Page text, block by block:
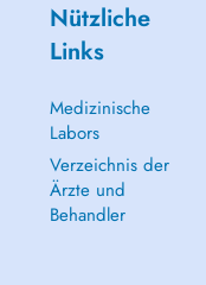
Nützliche
Links
Medizinische
Labors
Verzeichnis der
Ärzte und
Behandler